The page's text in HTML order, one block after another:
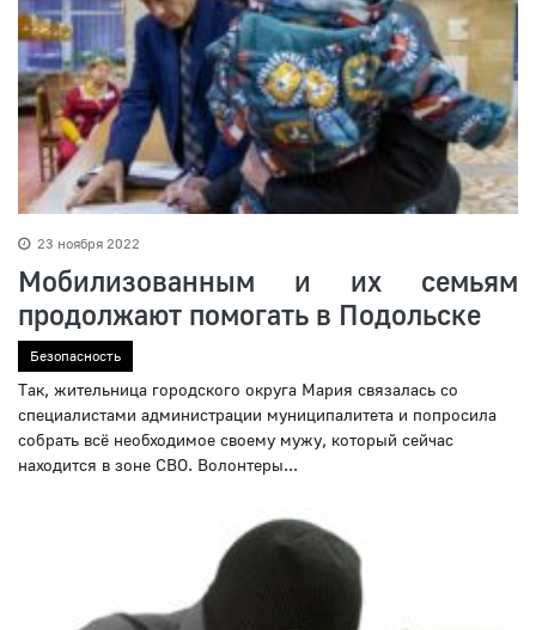
23 ноября 2022
Мобилизованным и их семьям
продолжают помогать в Подольске
Безопасность
Так, жительница городского округа Мария связалась со
специалистами администрации муниципалитета и попросила
собрать всё необходимое своему мужу, который сейчас
находится в зоне СВО. Волонтеры...